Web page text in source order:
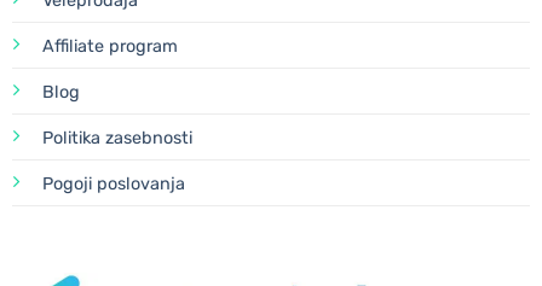
Affiliate program
Blog
Politika zasebnosti
Pogoji poslovanja